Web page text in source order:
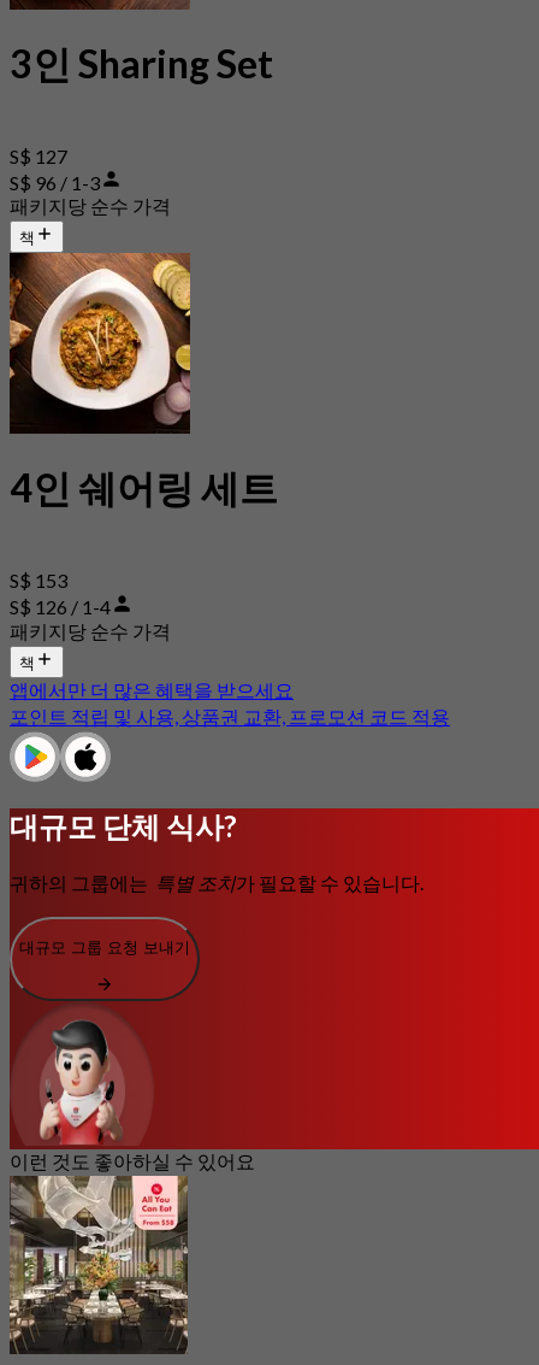
3인 Sharing Set
S$ 127
S$ 96 / 1-3
패키지당 순수 가격
책
4인 쉐어링 세트
S$ 153
S$ 126 / 1-4
패키지당 순수 가격
책
앱에서만 더 많은 혜택을 받으세요
포인트 적립 및 사용, 상품권 교환, 프로모션 코드 적용
대규모 단체 식사?
귀하의 그룹에는 특별 조치가 필요할 수 있습니다.
대규모 그룹 요청 보내기
이런 것도 좋아하실 수 있어요